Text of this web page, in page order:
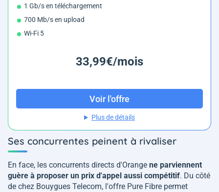
1 Gb/s en téléchargement
700 Mb/s en upload
Wi-Fi 5
33,99€/mois
Voir l'offre
Plus de détails
Ses concurrentes peinent à rivaliser
En face, les concurrents directs d'Orange ne parviennent
guère à proposer un prix d'appel aussi compétitif. Du côté
de chez Bouygues Telecom, l'offre Pure Fibre permet